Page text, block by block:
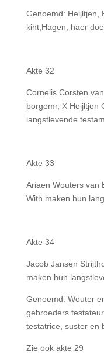
Genoemd: Heijltjen,
kint,Hagen, haer
Akte 32
Cornelis Corsten
borgemr, X Heijltjen
langstlevende
Akte 33
Ariaen Wouters van
With maken hun
Akte 34
Jacob Jansen
maken hun
Genoemd: Wouter
gebroeders
testatrice, suster en
Zie ook akte 29